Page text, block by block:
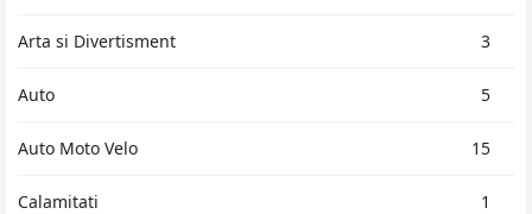
Arta si Divertisment 3
Auto 5
Auto Moto Velo 15
Calamitati 1